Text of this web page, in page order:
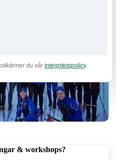
du vårintegritetspolicy.
& workshops?